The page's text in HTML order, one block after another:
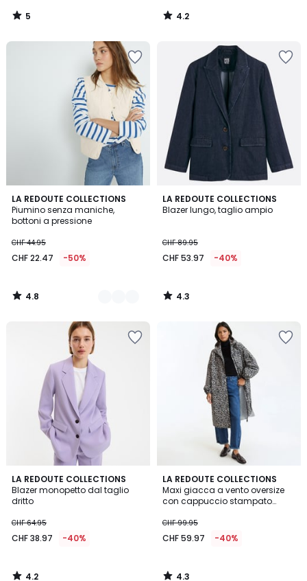
CHF
64.95
5
/
4.2
/
LA REDOUTE COLLECTIONS
Piumino senza maniche,
bottoni a pressione
CHF 44.95
CHF 22.47 -50%
4.8
/ 5
3
Colori
4.8
/
LA REDOUTE COLLECTIONS
Blazer lungo, taglio ampio
CHF 89.95
CHF 53.97 -40%
4.3
/ 5
4.3
/
LA REDOUTE COLLECTIONS
Blazer monopetto dal taglio
dritto
CHF 64.95
CHF 38.97 -40%
4.2
/ 5
4.2
LA REDOUTE COLLECTIONS
Maxi giacca a vento oversize
con cappuccio stampato
CHF 99.95
CHF 59.97 -40%
4.3
/ 5
4.3